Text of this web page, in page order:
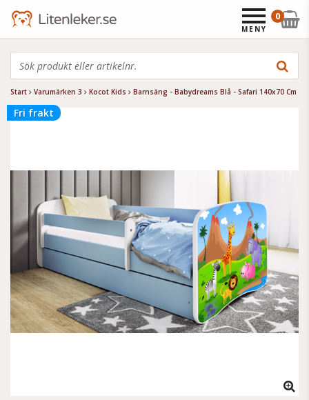
Start Varumärken 3 Kocot Kids Barnsäng - Babydreams Blå - Safari 140x70 Cm
Fri frakt
0
MENY